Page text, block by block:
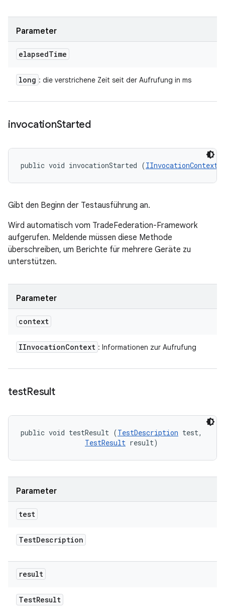
Parameter
elapsedTime
long : die verstrichene Zeit seit der Aufrufung in ms
invocationStarted
public void invocationStarted (IInvocationContext
Gibt den Beginn der Testausführung an.
Wird automatisch vom TradeFederation-Framework
aufgerufen. Meldende müssen diese Methode
überschreiben, um Berichte für mehrere Geräte zu
unterstützen.
Parameter
context
IInvocationContext : Informationen zur Aufrufung
testResult
public void testResult (TestDescription test,
TestResult result)
Parameter
test
TestDescription
result
TestResult